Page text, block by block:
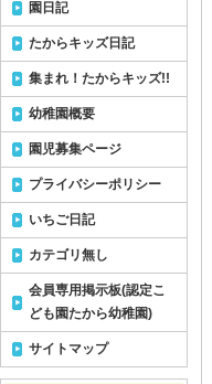
園日記
たからキッズ日記
集まれ！たからキッズ!!
幼稚園概要
園児募集ページ
プライバシーポリシー
いちご日記
カテゴリ無し
会員専用掲示板(認定こ
ども園たから幼稚園)
サイトマップ